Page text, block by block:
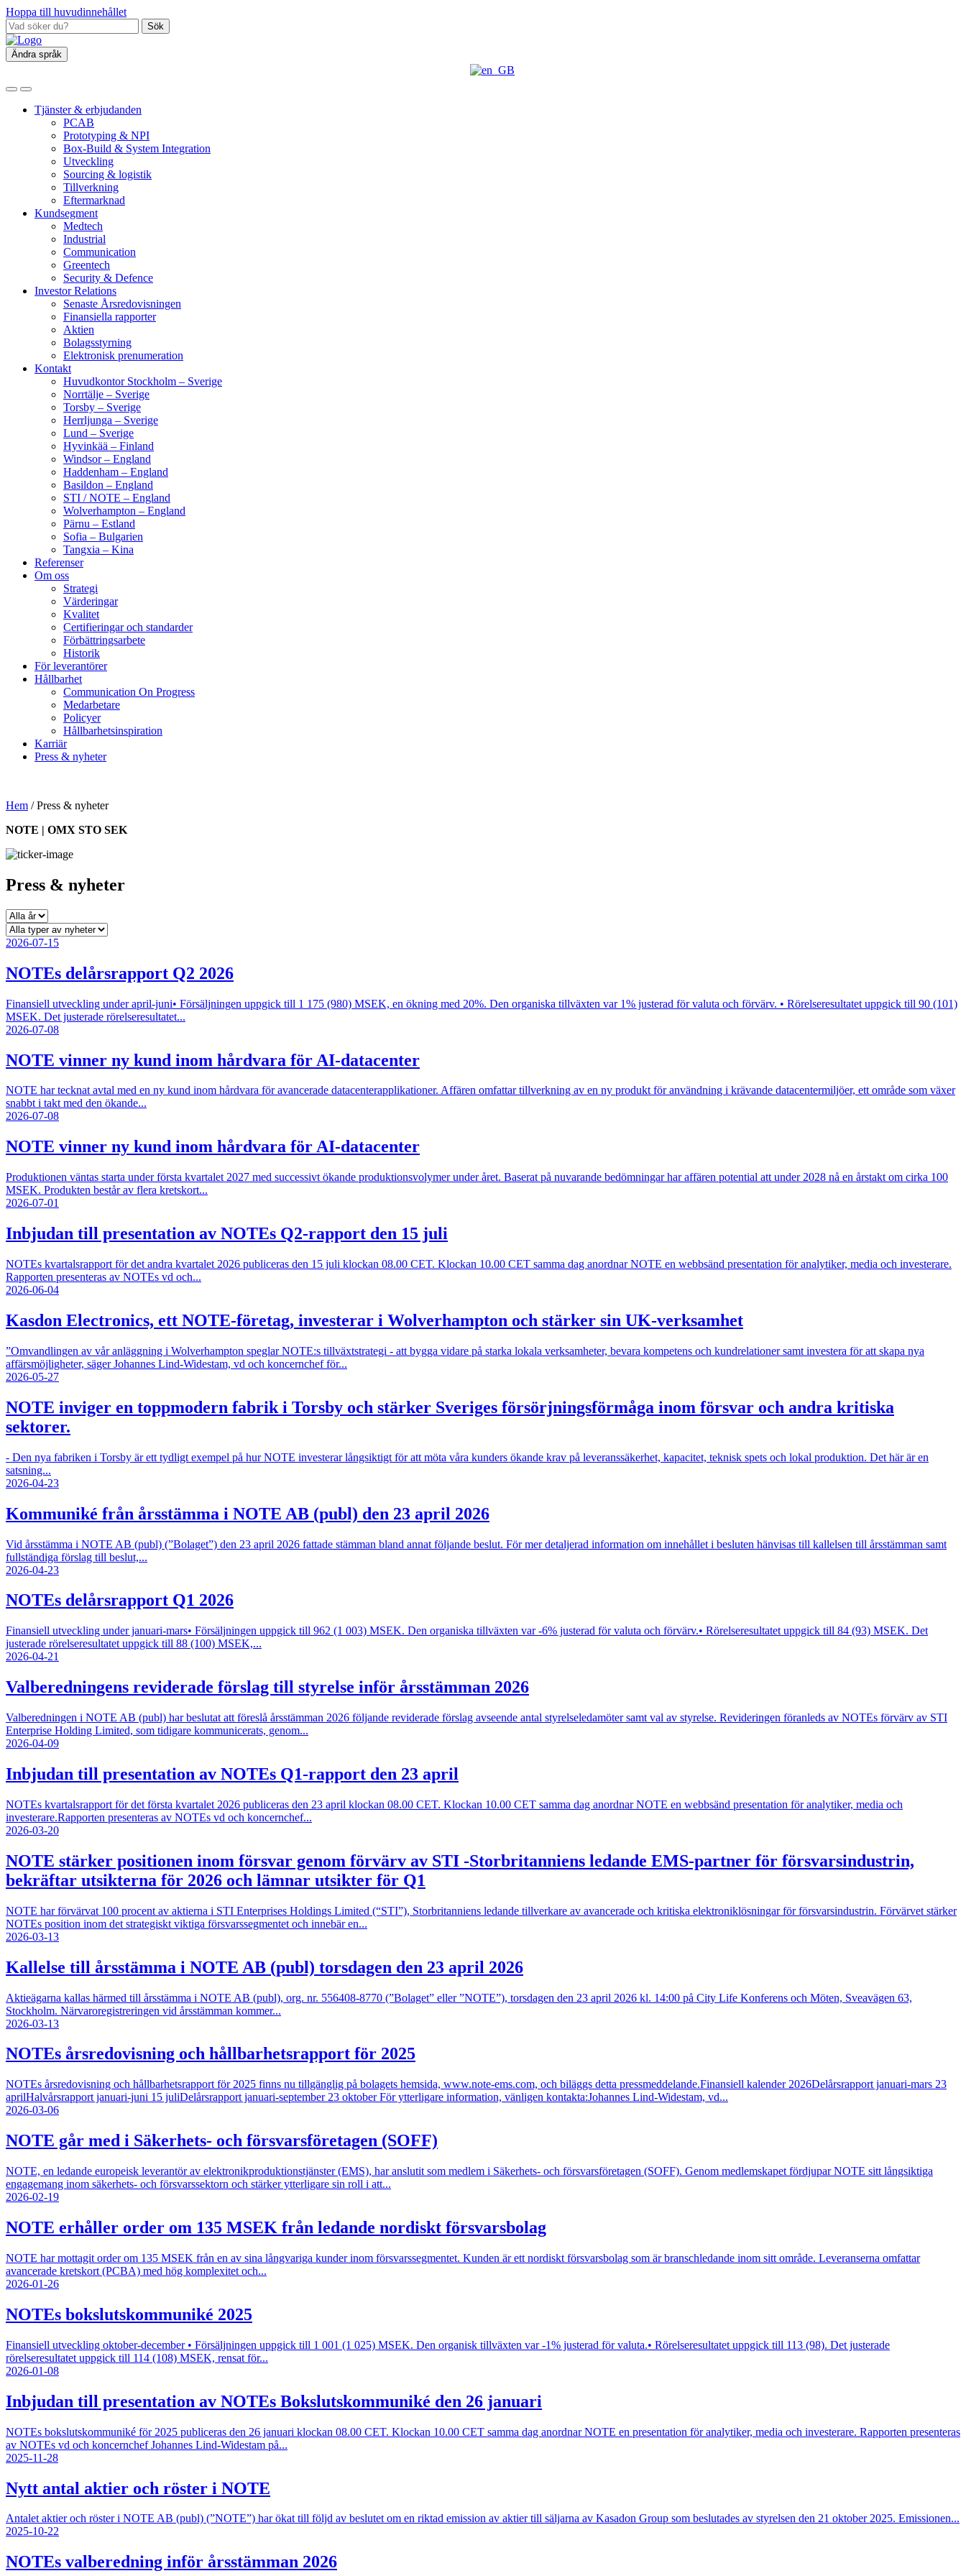
Hoppa till huvudinnehållet
Sök
Ändra språk
Tjänster & erbjudanden
PCAB
Prototyping & NPI
Box‑Build & System Integration
Utveckling
Sourcing & logistik
Tillverkning
Eftermarknad
Kundsegment
Medtech
Industrial
Communication
Greentech
Security & Defence
Investor Relations
Senaste Årsredovisningen
Finansiella rapporter
Aktien
Bolagsstyrning
Elektronisk prenumeration
Kontakt
Huvudkontor Stockholm – Sverige
Norrtälje – Sverige
Torsby – Sverige
Herrljunga – Sverige
Lund – Sverige
Hyvinkää – Finland
Windsor – England
Haddenham – England
Basildon – England
STI / NOTE – England
Wolverhampton – England
Pärnu – Estland
Sofia – Bulgarien
Tangxia – Kina
Referenser
Om oss
Strategi
Värderingar
Kvalitet
Certifieringar och standarder
Förbättringsarbete
Historik
För leverantörer
Hållbarhet
Communication On Progress
Medarbetare
Policyer
Hållbarhetsinspiration
Karriär
Press & nyheter
Hem /Press & nyheter
NOTE | OMX STO SEK
Press & nyheter
2026-07-15
NOTEs delårsrapport Q2 2026
Finansiell utveckling under april-juni• Försäljningen uppgick till 1 175 (980) MSEK, en ökning med 20%. Den organiska tillväxten var 1% justerad för valuta och förvärv. • Rörelseresultatet uppgick till 90 (101)
MSEK. Det justerade rörelseresultatet...
2026-07-08
NOTE vinner ny kund inom hårdvara för AI-datacenter
NOTE har tecknat avtal med en ny kund inom hårdvara för avancerade datacenterapplikationer. Affären omfattar tillverkning av en ny produkt för användning i krävande datacentermiljöer, ett område som växer
snabbt i takt med den ökande...
2026-07-08
NOTE vinner ny kund inom hårdvara för AI-datacenter
Produktionen väntas starta under första kvartalet 2027 med successivt ökande produktionsvolymer under året. Baserat på nuvarande bedömningar har affären potential att under 2028 nå en årstakt om cirka 100
MSEK. Produkten består av flera kretskort...
2026-07-01
Inbjudan till presentation av NOTEs Q2-rapport den 15 juli
NOTEs kvartalsrapport för det andra kvartalet 2026 publiceras den 15 juli klockan 08.00 CET. Klockan 10.00 CET samma dag anordnar NOTE en webbsänd presentation för analytiker, media och investerare.
Rapporten presenteras av NOTEs vd och...
2026-06-04
Kasdon Electronics, ett NOTE‑företag, investerar i Wolverhampton och stärker sin UK‑verksamhet
”Omvandlingen av vår anläggning i Wolverhampton speglar NOTE:s tillväxtstrategi - att bygga vidare på starka lokala verksamheter, bevara kompetens och kundrelationer samt investera för att skapa nya
affärsmöjligheter, säger Johannes Lind-Widestam, vd och koncernchef för...
2026-05-27
NOTE inviger en toppmodern fabrik i Torsby och stärker Sveriges försörjningsförmåga inom försvar och andra kritiska
sektorer.
- Den nya fabriken i Torsby är ett tydligt exempel på hur NOTE investerar långsiktigt för att möta våra kunders ökande krav på leveranssäkerhet, kapacitet, teknisk spets och lokal produktion. Det här är en
satsning...
2026-04-23
Kommuniké från årsstämma i NOTE AB (publ) den 23 april 2026
Vid årsstämma i NOTE AB (publ) (”Bolaget”) den 23 april 2026 fattade stämman bland annat följande beslut. För mer detaljerad information om innehållet i besluten hänvisas till kallelsen till årsstämman samt
fullständiga förslag till beslut,...
2026-04-23
NOTEs delårsrapport Q1 2026
Finansiell utveckling under januari-mars• Försäljningen uppgick till 962 (1 003) MSEK. Den organiska tillväxten var -6% justerad för valuta och förvärv.• Rörelseresultatet uppgick till 84 (93) MSEK. Det
justerade rörelseresultatet uppgick till 88 (100) MSEK,...
2026-04-21
Valberedningens reviderade förslag till styrelse inför årsstämman 2026
Valberedningen i NOTE AB (publ) har beslutat att föreslå årsstämman 2026 följande reviderade förslag avseende antal styrelseledamöter samt val av styrelse. Revideringen föranleds av NOTEs förvärv av STI
Enterprise Holding Limited, som tidigare kommunicerats, genom...
2026-04-09
Inbjudan till presentation av NOTEs Q1-rapport den 23 april
NOTEs kvartalsrapport för det första kvartalet 2026 publiceras den 23 april klockan 08.00 CET. Klockan 10.00 CET samma dag anordnar NOTE en webbsänd presentation för analytiker, media och
investerare.Rapporten presenteras av NOTEs vd och koncernchef...
2026-03-20
NOTE stärker positionen inom försvar genom förvärv av STI -Storbritanniens ledande EMS-partner för försvarsindustrin,
bekräftar utsikterna för 2026 och lämnar utsikter för Q1
NOTE har förvärvat 100 procent av aktierna i STI Enterprises Holdings Limited (“STI”), Storbritanniens ledande tillverkare av avancerade och kritiska elektroniklösningar för försvarsindustrin. Förvärvet stärker
NOTEs position inom det strategiskt viktiga försvarssegmentet och innebär en...
2026-03-13
Kallelse till årsstämma i NOTE AB (publ) torsdagen den 23 april 2026
Aktieägarna kallas härmed till årsstämma i NOTE AB (publ), org. nr. 556408-8770 (”Bolaget” eller ”NOTE”), torsdagen den 23 april 2026 kl. 14:00 på City Life Konferens och Möten, Sveavägen 63,
Stockholm. Närvaroregistreringen vid årsstämman kommer...
2026-03-13
NOTEs årsredovisning och hållbarhetsrapport för 2025
NOTEs årsredovisning och hållbarhetsrapport för 2025 finns nu tillgänglig på bolagets hemsida, www.note-ems.com, och biläggs detta pressmeddelande.Finansiell kalender 2026Delårsrapport januari-mars 23
aprilHalvårsrapport januari-juni 15 juliDelårsrapport januari-september 23 oktober För ytterligare information, vänligen kontakta:Johannes Lind-Widestam, vd...
2026-03-06
NOTE går med i Säkerhets- och försvarsföretagen (SOFF)
NOTE, en ledande europeisk leverantör av elektronikproduktionstjänster (EMS), har anslutit som medlem i Säkerhets- och försvarsföretagen (SOFF). Genom medlemskapet fördjupar NOTE sitt långsiktiga
engagemang inom säkerhets- och försvarssektorn och stärker ytterligare sin roll i att...
2026-02-19
NOTE erhåller order om 135 MSEK från ledande nordiskt försvarsbolag
NOTE har mottagit order om 135 MSEK från en av sina långvariga kunder inom försvarssegmentet. Kunden är ett nordiskt försvarsbolag som är branschledande inom sitt område. Leveranserna omfattar
avancerade kretskort (PCBA) med hög komplexitet och...
2026-01-26
NOTEs bokslutskommuniké 2025
Finansiell utveckling oktober-december • Försäljningen uppgick till 1 001 (1 025) MSEK. Den organisk tillväxten var -1% justerad för valuta.• Rörelseresultatet uppgick till 113 (98). Det justerade
rörelseresultatet uppgick till 114 (108) MSEK, rensat för...
2026-01-08
Inbjudan till presentation av NOTEs Bokslutskommuniké den 26 januari
NOTEs bokslutskommuniké för 2025 publiceras den 26 januari klockan 08.00 CET. Klockan 10.00 CET samma dag anordnar NOTE en presentation för analytiker, media och investerare. Rapporten presenteras
av NOTEs vd och koncernchef Johannes Lind-Widestam på...
2025-11-28
Nytt antal aktier och röster i NOTE
Antalet aktier och röster i NOTE AB (publ) (”NOTE”) har ökat till följd av beslutet om en riktad emission av aktier till säljarna av Kasadon Group som beslutades av styrelsen den 21 oktober 2025. Emissionen...
2025-10-22
NOTEs valberedning inför årsstämman 2026